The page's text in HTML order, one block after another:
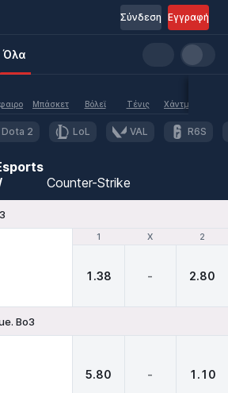
Εγγραφή
Σύνδεση
Όλα
Μπάσκετ Βόλεϊ Τένις Χάντμπολ
Dota 2 LoL VAL R6S
Counter-Strike
1 X 2
1 X 2
1.38 - 2.80
Bo3
5.80 - 1.10